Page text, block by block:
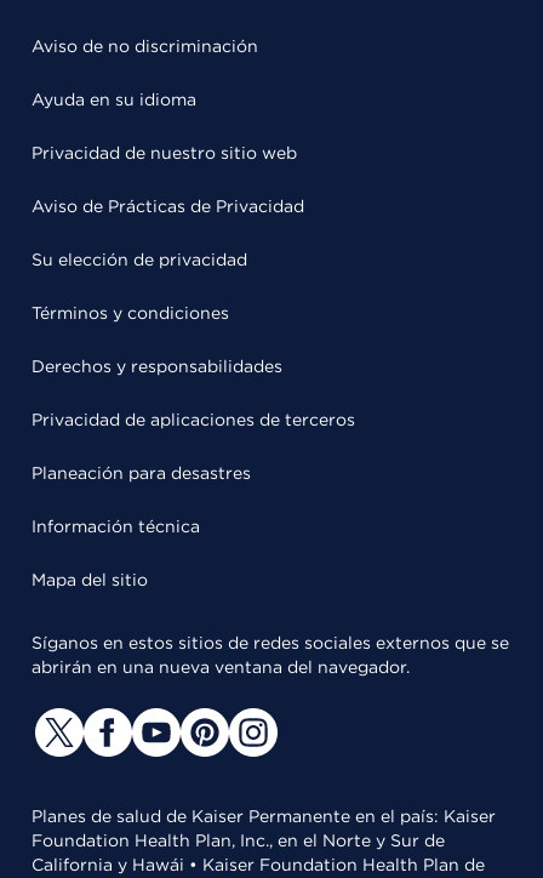
Aviso de no discriminación
Ayuda en su idioma
Privacidad de nuestro sitio web
Aviso de Prácticas de Privacidad
Su elección de privacidad
Términos y condiciones
Derechos y responsabilidades
Privacidad de aplicaciones de terceros
Planeación para desastres
Información técnica
Mapa del sitio
Síganos en estos sitios de redes sociales externos que se
abrirán en una nueva ventana del navegador.
Planes de salud de Kaiser Permanente en el país: Kaiser
Foundation Health Plan, Inc., en el Norte y Sur de
California y Hawái • Kaiser Foundation Health Plan de